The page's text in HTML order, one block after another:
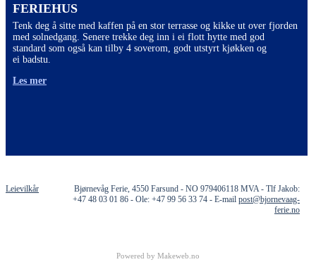
FERIEHUS
Tenk deg å sitte med kaffen på en stor terrasse og kikke ut over fjorden
med solnedgang. Senere trekke deg inn i ei flott hytte med god
standard som også kan tilby 4 soverom, godt utstyrt kjøkken og
ei badstu.
Les mer
Leievilkår
Bjørnevåg Ferie, 4550 Farsund - NO 979406118 MVA - Tlf Jakob:
+47 48 03 01 86 - Ole: +47 99 56 33 74 - E-mail post@bjornevaag-
ferie.no
Powered by Makeweb.no